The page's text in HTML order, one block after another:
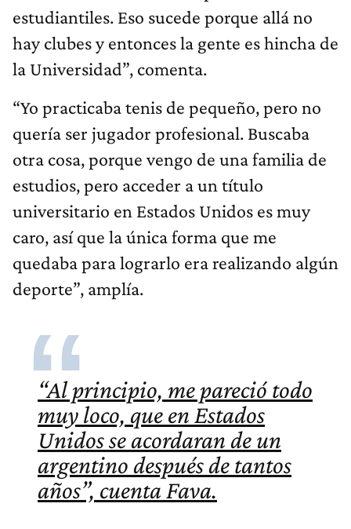
estudiantiles. Eso sucede porque allá no
hay clubes y entonces la gente es hincha de
la Universidad”, comenta.
“Yo practicaba tenis de pequeño, pero no
quería ser jugador profesional. Buscaba
otra cosa, porque vengo de una familia de
estudios, pero acceder a un título
universitario en Estados Unidos es muy
caro, así que la única forma que me
quedaba para lograrlo era realizando algún
deporte”, amplía.
“Al principio, me pareció todo
muy loco, que en Estados
Unidos se acordaran de un
argentino después de tantos
años”, cuenta Fava.